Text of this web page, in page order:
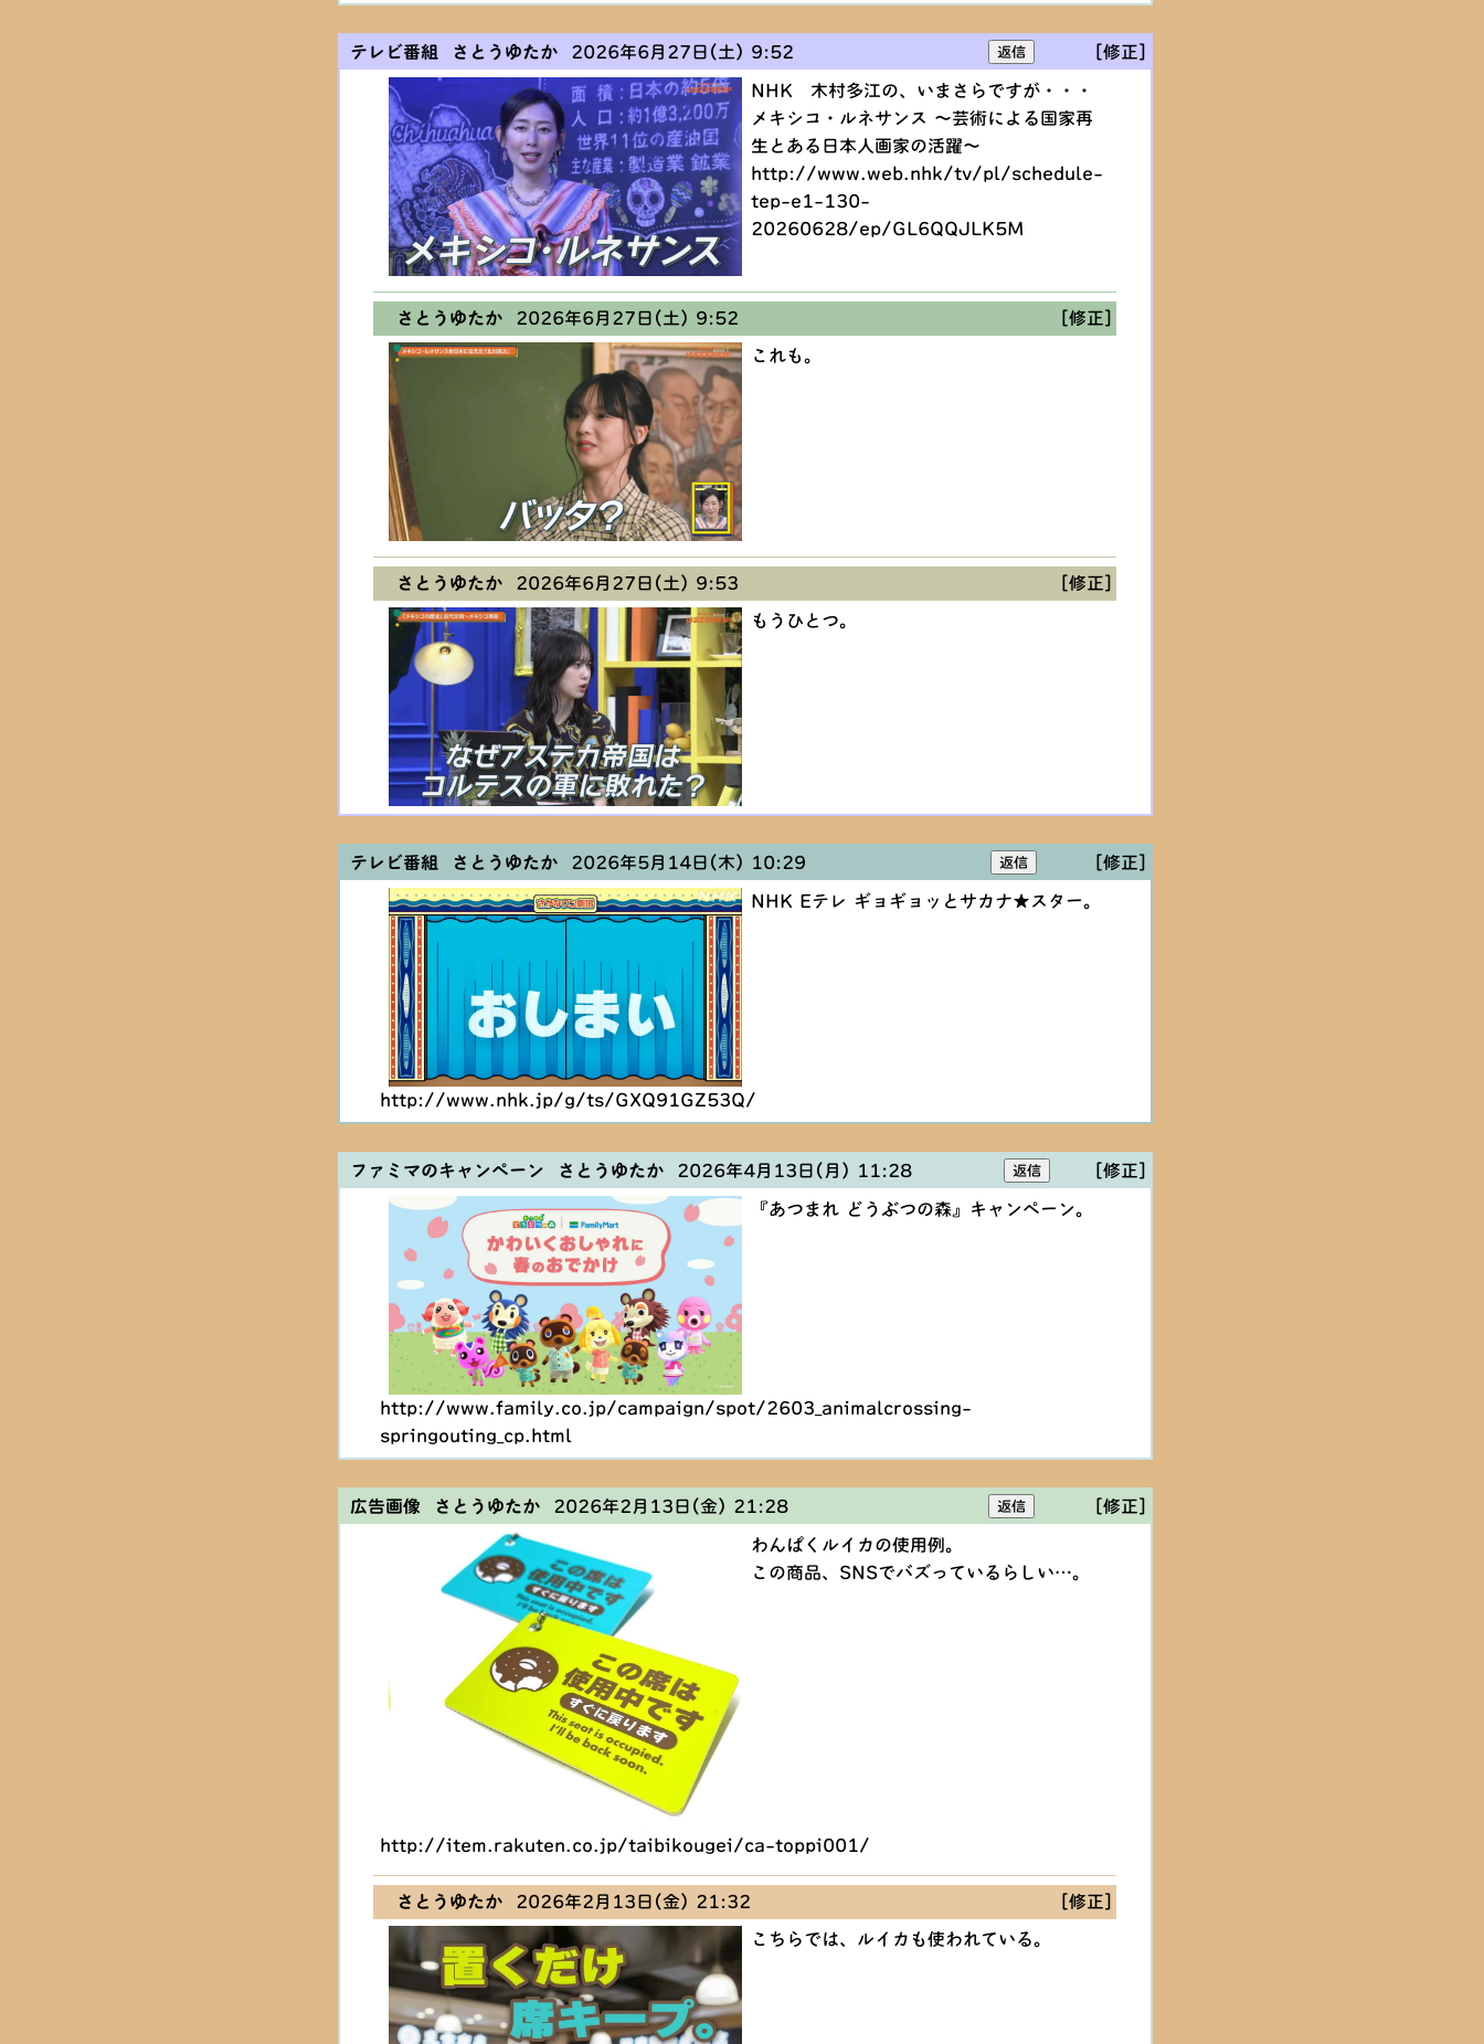
テレビ番組 さとうゆたか2026年6月27日(土) 9:52 [修正]
NHK 木村多江の、いまさらですが・・・
メキシコ・ルネサンス 〜芸術による国家再
生とある日本人画家の活躍〜
http://www.web.nhk/tv/pl/schedule-
tep-e1-130-
20260628/ep/GL6QQJLK5M
さとうゆたか 2026年6月27日(土) 9:52 [修正]
これも。
さとうゆたか 2026年6月27日(土) 9:53 [修正]
もうひとつ。
テレビ番組 さとうゆたか2026年5月14日(木) 10:29 [修正]
NHK Eテレ ギョギョッとサカナ★スター。
http://www.nhk.jp/g/ts/GXQ91GZ53Q/
ファミマのキャンペーン さとうゆたか2026年4月13日(月) 11:28 [修正]
『あつまれ どうぶつの森』キャンペーン。
http://www.family.co.jp/campaign/spot/2603_animalcrossing-
springouting_cp.html
広告画像 さとうゆたか2026年2月13日(金) 21:28 [修正]
わんぱくルイカの使用例。
この商品、SNSでバズっているらしい…。
http://item.rakuten.co.jp/taibikougei/ca-toppi001/
さとうゆたか 2026年2月13日(金) 21:32 [修正]
こちらでは、ルイカも使われている。